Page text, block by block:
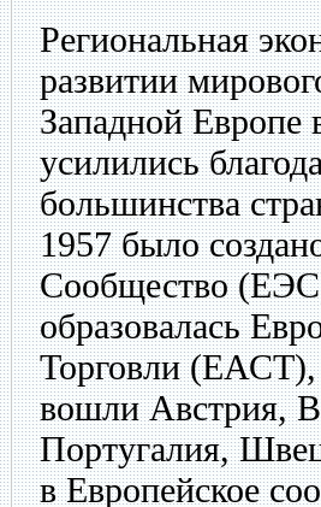
Региональная
развитии
Западной Европе
усилились
большинства
1957 было
Сообщество
образовалась
Торговли (ЕАСТ),
вошли Австрия,
Португалия,
в Европейское